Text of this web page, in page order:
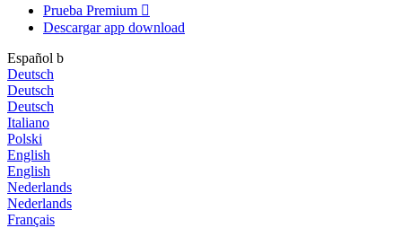
Prueba Premium 
Descargar app download
Español b
Deutsch
Deutsch
Deutsch
Italiano
Polski
English
English
Nederlands
Nederlands
Français